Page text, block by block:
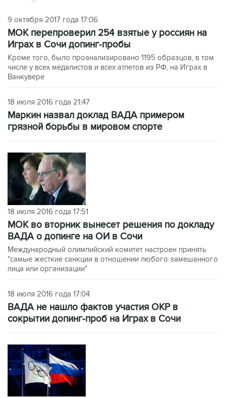
9 октября 2017 года 17:06
МОК перепроверил 254 взятые у россиян на
Играх в Сочи допинг-пробы
Кроме того, было проанализировано 1195 образцов, в том
числе у всех медалистов и всех атлетов из РФ, на Играх в
Ванкувере
18 июля 2016 года 21:47
Маркин назвал доклад ВАДА примером
грязной борьбы в мировом спорте
18 июля 2016 года 17:51
МОК во вторник вынесет решения по докладу
ВАДА о допинге на ОИ в Сочи
Международный олимпийский комитет настроен принять
"самые жесткие санкции в отношении любого замешанного
лица или организации"
18 июля 2016 года 17:04
ВАДА не нашло фактов участия ОКР в
сокрытии допинг-проб на Играх в Сочи